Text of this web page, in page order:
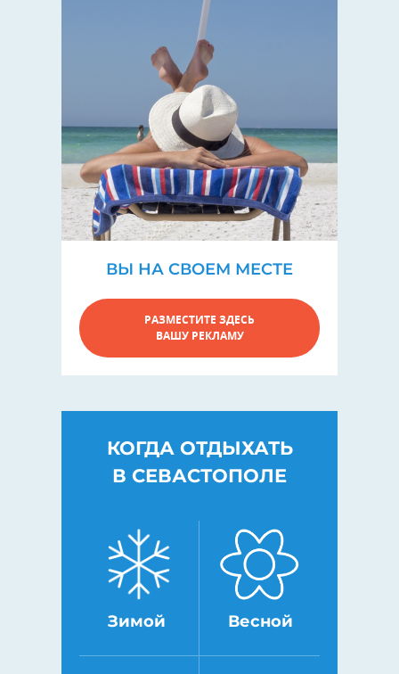
ВЫ НА СВОЕМ МЕСТЕ
РАЗМЕСТИТЕ ЗДЕСЬ
ВАШУ РЕКЛАМУ
КОГДА ОТДЫХАТЬ
В СЕВАСТОПОЛЕ
Зимой Весной